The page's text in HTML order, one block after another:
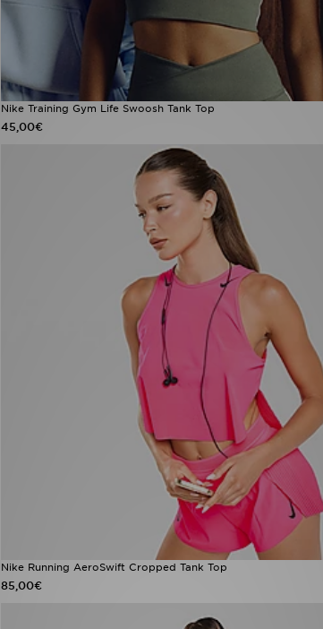
Nike Training Gym Life Swoosh Tank Top
45,00€
Nike Running AeroSwift Cropped Tank Top
85,00€